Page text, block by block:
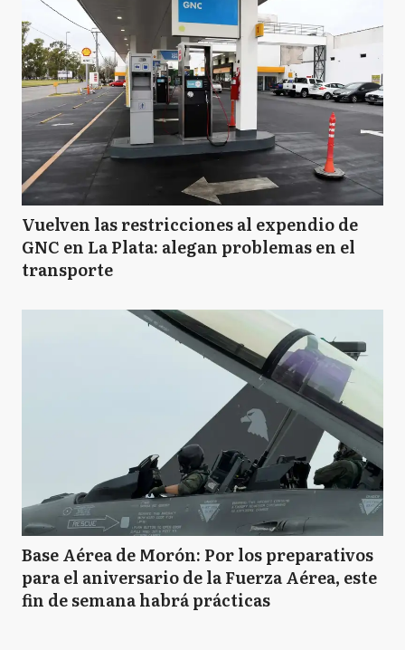
Vuelven las restricciones al expendio de
GNC en La Plata: alegan problemas en el
transporte
Base Aérea de Morón: Por los preparativos
para el aniversario de la Fuerza Aérea, este
fin de semana habrá prácticas